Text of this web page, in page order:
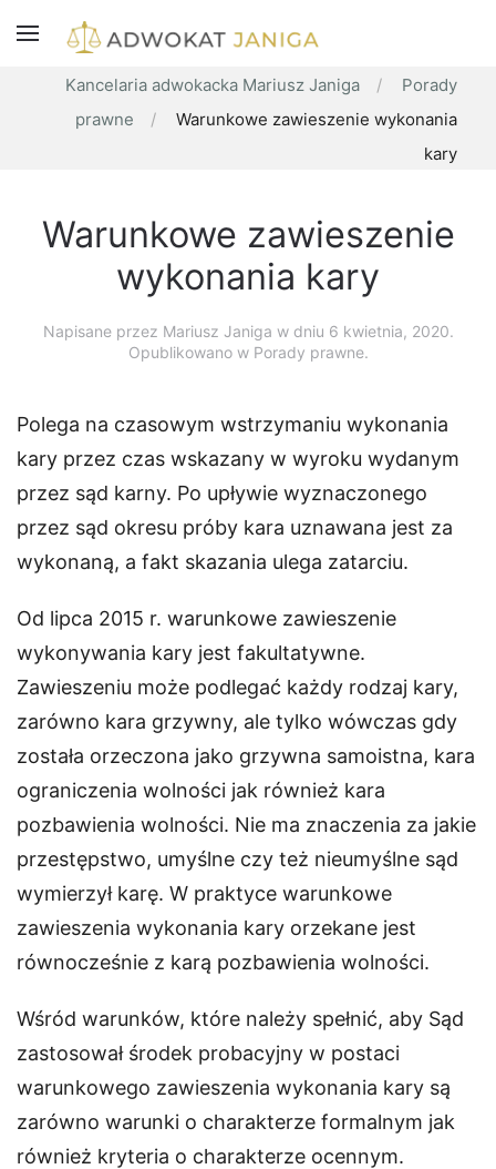
Kancelaria adwokacka Mariusz Janiga
Porady
prawne
Warunkowe zawieszenie wykonania
kary
Warunkowe zawieszenie
wykonania kary
Napisane przez Mariusz Janiga w dniu 6 kwietnia, 2020.
Opublikowano w Porady prawne.
Polega na czasowym wstrzymaniu wykonania
kary przez czas wskazany w wyroku wydanym
przez sąd karny. Po upływie wyznaczonego
przez sąd okresu próby kara uznawana jest za
wykonaną, a fakt skazania ulega zatarciu.
Od lipca 2015 r. warunkowe zawieszenie
wykonywania kary jest fakultatywne.
Zawieszeniu może podlegać każdy rodzaj kary,
zarówno kara grzywny, ale tylko wówczas gdy
została orzeczona jako grzywna samoistna, kara
ograniczenia wolności jak również kara
pozbawienia wolności. Nie ma znaczenia za jakie
przestępstwo, umyślne czy też nieumyślne sąd
wymierzył karę. W praktyce warunkowe
zawieszenia wykonania kary orzekane jest
równocześnie z karą pozbawienia wolności.
Wśród warunków, które należy spełnić, aby Sąd
zastosował środek probacyjny w postaci
warunkowego zawieszenia wykonania kary są
zarówno warunki o charakterze formalnym jak
również kryteria o charakterze ocennym.